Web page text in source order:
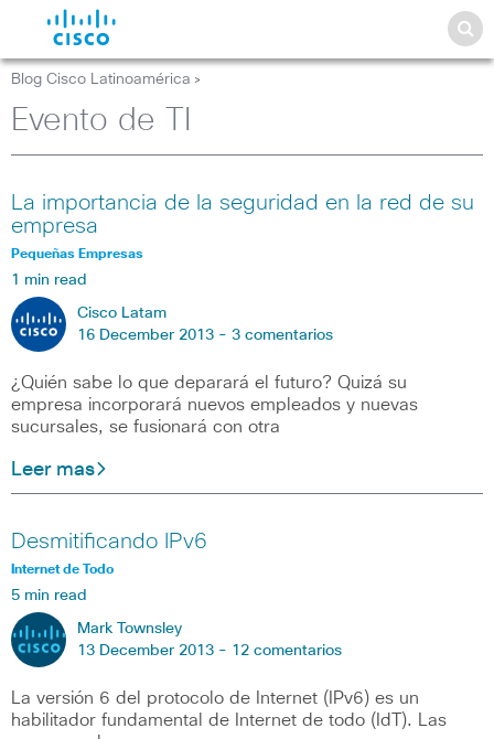
Blog Cisco Latinoamérica >
Evento de TI
La importancia de la seguridad en la red de su
empresa
Pequeñas Empresas
1 min read
Cisco Latam
16 December 2013 - 3 comentarios
¿Quién sabe lo que deparará el futuro? Quizá su
empresa incorporará nuevos empleados y nuevas
sucursales, se fusionará con otra
Leer mas
Desmitificando IPv6
Internet de Todo
5 min read
Mark Townsley
13 December 2013 - 12 comentarios
La versión 6 del protocolo de Internet (IPv6) es un
habilitador fundamental de Internet de todo (IdT). Las